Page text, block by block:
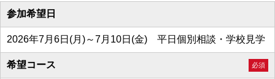
参加希望日
2026年7月6日(月)～7月10日(金) 平日個別相談・学校見学
希望コース 必須